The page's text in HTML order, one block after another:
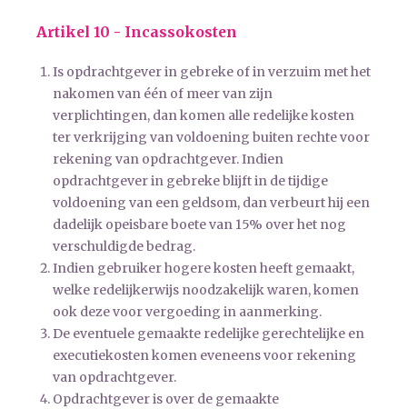
Artikel 10 - Incassokosten
Is opdrachtgever in gebreke of in verzuim met het
nakomen van één of meer van zijn
verplichtingen, dan komen alle redelijke kosten
ter verkrijging van voldoening buiten rechte voor
rekening van opdrachtgever. Indien
opdrachtgever in gebreke blijft in de tijdige
voldoening van een geldsom, dan verbeurt hij een
dadelijk opeisbare boete van 15% over het nog
verschuldigde bedrag.
Indien gebruiker hogere kosten heeft gemaakt,
welke redelijkerwijs noodzakelijk waren, komen
ook deze voor vergoeding in aanmerking.
De eventuele gemaakte redelijke gerechtelijke en
executiekosten komen eveneens voor rekening
van opdrachtgever.
Opdrachtgever is over de gemaakte